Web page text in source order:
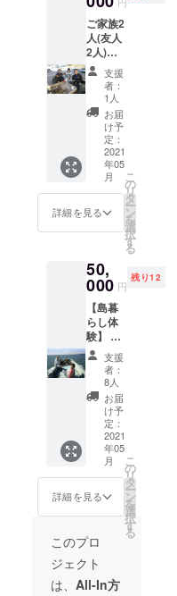
岡、仙台、
石巻)でプレ
ゼンや講演
会を行う。
平成24年 ３
月10日 ス
ミットin桂
島 (150人
参加、塩竈
真吾)
８月２日～3
日 男木島
スイセンの
掘り起し
平成24年 ８
月19日
ドリプラ富
山で2回目ゲ
ストプレゼ
平成24年10
月25日
ミヤギテレ
ビの「Oh!バ
ンデス」
平成25年 5
月 1日
ご家族2
人(友人
2人)
で、牡
蠣養殖
体験及
び松島
遊覧ク
ルー
ズ。交
流ハウ
スで昼
食付、
生剝き
牡蠣
(500ℊ)
産付き
(10月～
3月はお
持ち帰
り、4月
～9月は
10月以
降送
付)。 ①
塩竃市
マリー
ンゲー
ト塩釜
集合9時
15分(船
賃付き)
②午前
分：牡
蠣養殖
体験及
び松島
支援
者：
1人
お届
け予
定：
2021
年05
月
詳細を見る
こ
の
リ
タ
ー
ン
を
選
択
す
る
50,
000 円
残り12
【島暮
らし体
験】 ①
刺し網
or篭漁
をして
頂きま
す。夕
方を網
or篭を
投入、
翌朝(5
～7時)
網or篭
を上げ
て頂き
ま
す。漁
獲した
ものは
支援
者：
8人
お届
け予
定：
2021
年05
月
詳細を見る
こ
の
リ
タ
ー
ン
を
選
択
す
る
このプロ
ジェクト
は、 All-In方